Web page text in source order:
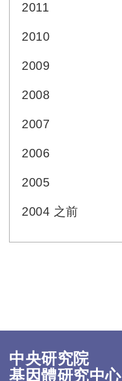
2011
2010
2009
2008
2007
2006
2005
2004 之前
中央研究院
基因體研究中心